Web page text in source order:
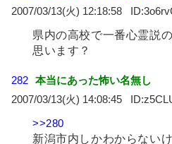
2007/03/13(火) 12:18:58
県内の高校で一番心霊説
思います？
282 本当にあった怖い名無し
2007/03/13(火) 14:08:45
>>280
新潟市内しかわからない